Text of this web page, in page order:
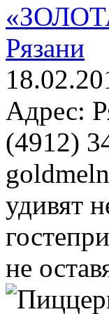
Рязани
Адрес:
(4912)
удивят
не